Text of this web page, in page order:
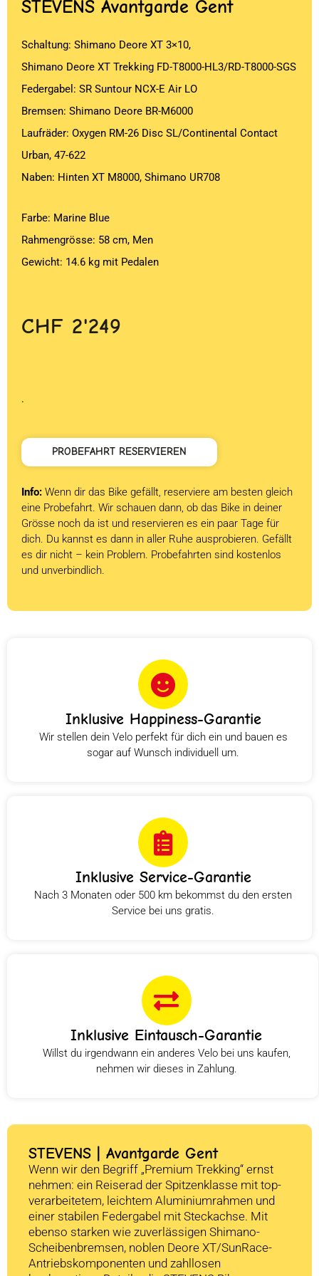
STEVENS Avantgarde Gent
Schaltung: Shimano Deore XT 3×10,
Shimano Deore XT Trekking FD-T8000-HL3/RD-T8000-SGS
Federgabel: SR Suntour NCX-E Air LO
Bremsen: Shimano Deore BR-M6000
Laufräder: Oxygen RM-26 Disc SL/Continental Contact
Urban, 47-622
Naben: Hinten XT M8000, Shimano UR708
Farbe: Marine Blue
Rahmengrösse: 58 cm, Men
Gewicht: 14.6 kg mit Pedalen
CHF 2'249
.
PROBEFAHRT RESERVIEREN
Info: Wenn dir das Bike gefällt, reserviere am besten gleich
eine Probefahrt. Wir schauen dann, ob das Bike in deiner
Grösse noch da ist und reservieren es ein paar Tage für
dich. Du kannst es dann in aller Ruhe ausprobieren. Gefällt
es dir nicht – kein Problem. Probefahrten sind kostenlos
und unverbindlich.
Inklusive Happiness-Garantie
Wir stellen dein Velo perfekt für dich ein und bauen es
sogar auf Wunsch individuell um.
Inklusive Service-Garantie
Nach 3 Monaten oder 500 km bekommst du den ersten
Service bei uns gratis.
Inklusive Eintausch-Garantie
Willst du irgendwann ein anderes Velo bei uns kaufen,
nehmen wir dieses in Zahlung.
STEVENS | Avantgarde Gent
Wenn wir den Begriff „Premium Trekking“ ernst
nehmen: ein Reiserad der Spitzenklasse mit top-
verarbeitetem, leichtem Aluminiumrahmen und
einer stabilen Federgabel mit Steckachse. Mit
ebenso starken wie zuverlässigen Shimano-
Scheibenbremsen, noblen Deore XT/SunRace-
Antriebskomponenten und zahllosen